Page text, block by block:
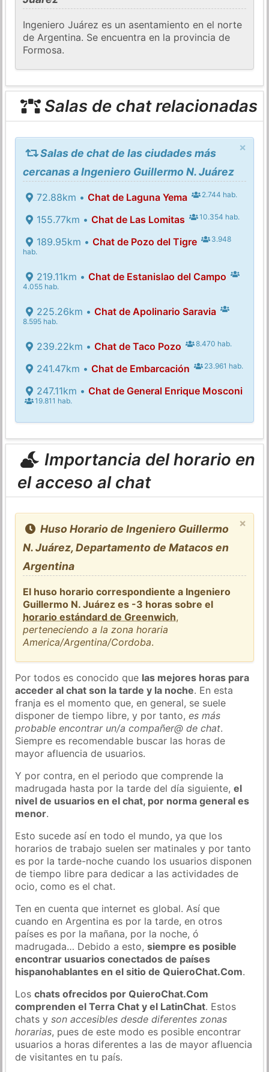
Ingeniero Juárez es un asentamiento en el norte
de Argentina. Se encuentra en la provincia de
Formosa.
Salas de chat relacionadas
×
Salas de chat de las ciudades más
cercanas a Ingeniero Guillermo N. Juárez
72.88km • Chat de Laguna Yema 2.744 hab.
155.77km • Chat de Las Lomitas 10.354 hab.
189.95km • Chat de Pozo del Tigre
3.948
hab.
219.11km • Chat de Estanislao del Campo
4.055 hab.
225.26km • Chat de Apolinario Saravia
8.595 hab.
239.22km • Chat de Taco Pozo 8.470 hab.
241.47km • Chat de Embarcación 23.961 hab.
247.11km • Chat de General Enrique Mosconi
19.811 hab.
Importancia del horario en
el acceso al chat
×
Huso Horario de Ingeniero Guillermo
N. Juárez, Departamento de Matacos en
Argentina
El huso horario correspondiente a Ingeniero
Guillermo N. Juárez es -3 horas sobre el
horario estándard de Greenwich,
perteneciendo a la zona horaria
America/Argentina/Cordoba.
Por todos es conocido que las mejores horas para
acceder al chat son la tarde y la noche. En esta
franja es el momento que, en general, se suele
disponer de tiempo libre, y por tanto,es más
probable encontrar un/a compañer@ de chat.
Siempre es recomendable buscar las horas de
mayor afluencia de usuarios.
Y por contra, en el periodo que comprende la
madrugada hasta por la tarde del día siguiente,el
nivel de usuarios en el chat, por norma general es
menor.
Esto sucede así en todo el mundo, ya que los
horarios de trabajo suelen ser matinales y por tanto
es por la tarde-noche cuando los usuarios disponen
de tiempo libre para dedicar a las actividades de
ocio, como es el chat.
Ten en cuenta que internet es global. Así que
cuando en Argentina es por la tarde, en otros
países es por la mañana, por la noche, ó
madrugada… Debido a esto,siempre es posible
encontrar usuarios conectados de países
hispanohablantes en el sitio de QuieroChat.Com.
Loschats ofrecidos por QuieroChat.Com
comprenden el Terra Chat y el LatinChat. Estos
chats yson accesibles desde diferentes zonas
horarias, pues de este modo es posible encontrar
usuarios a horas diferentes a las de mayor afluencia
de visitantes en tu país.